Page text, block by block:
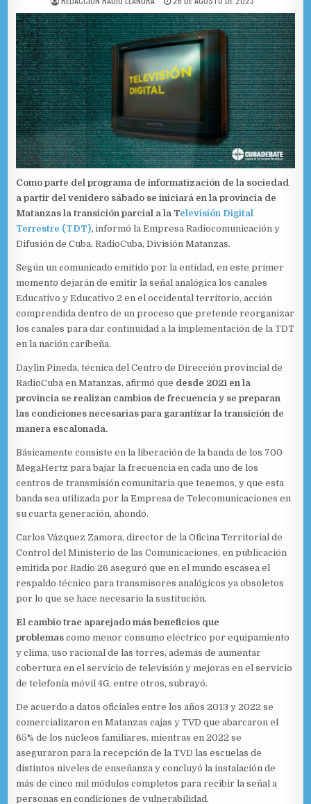
Como parte del programa de informatización de la sociedad
a partir del venidero sábado se iniciará en la provincia de
Matanzas la transición parcial a la Televisión Digital
Terrestre (TDT), informó la Empresa Radiocomunicación y
Difusión de Cuba, RadioCuba, División Matanzas.
Según un comunicado emitido por la entidad, en este primer
momento dejarán de emitir la señal analógica los canales
Educativo y Educativo 2 en el occidental territorio, acción
comprendida dentro de un proceso que pretende reorganizar
los canales para dar continuidad a la implementación de la TDT
en la nación caribeña.
Daylin Pineda, técnica del Centro de Dirección provincial de
RadioCuba en Matanzas, afirmó que desde 2021 en la
provincia se realizan cambios de frecuencia y se preparan
las condiciones necesarias para garantizar la transición de
manera escalonada.
Básicamente consiste en la liberación de la banda de los 700
MegaHertz para bajar la frecuencia en cada uno de los
centros de transmisión comunitaria que tenemos, y que esta
banda sea utilizada por la Empresa de Telecomunicaciones en
su cuarta generación, ahondó.
Carlos Vázquez Zamora, director de la Oficina Territorial de
Control del Ministerio de las Comunicaciones, en publicación
emitida por Radio 26 aseguró que en el mundo escasea el
respaldo técnico para transmisores analógicos ya obsoletos
por lo que se hace necesario la sustitución.
El cambio trae aparejado más beneficios que
problemas como menor consumo eléctrico por equipamiento
y clima, uso racional de las torres, además de aumentar
cobertura en el servicio de televisión y mejoras en el servicio
de telefonía móvil 4G, entre otros, subrayó.
De acuerdo a datos oficiales entre los años 2013 y 2022 se
comercializaron en Matanzas cajas y TVD que abarcaron el
65% de los núcleos familiares, mientras en 2022 se
aseguraron para la recepción de la TVD las escuelas de
distintos niveles de enseñanza y concluyó la instalación de
más de cinco mil módulos completos para recibir la señal a
personas en condiciones de vulnerabilidad.